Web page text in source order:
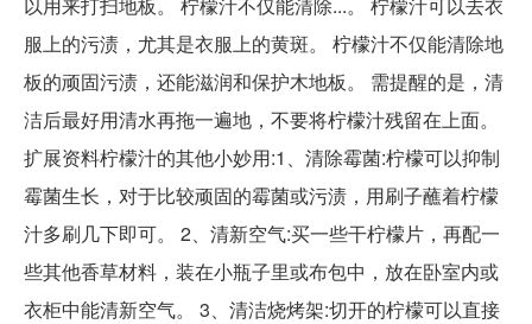
服上的污渍，尤其是衣服上的黄斑。 柠檬汁不仅能清除地
板的顽固污渍，还能滋润和保护木地板。 需提醒的是，清
洁后最好用清水再拖一遍地，不要将柠檬汁残留在上面。
扩展资料柠檬汁的其他小妙用:1、清除霉菌:柠檬可以抑制
霉菌生长，对于比较顽固的霉菌或污渍，用刷子蘸着柠檬
汁多刷几下即可。 2、清新空气:买一些干柠檬片，再配一
些其他香草材料，装在小瓶子里或布包中，放在卧室内或
衣柜中能清新空气。 3、清洁烧烤架:切开的柠檬可以直接